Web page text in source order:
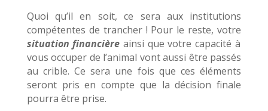
Quoi qu’il en soit, ce sera aux institutions
compétentes de trancher ! Pour le reste, votre
situation financière ainsi que votre capacité à
vous occuper de l’animal vont aussi être passés
au crible. Ce sera une fois que ces éléments
seront pris en compte que la décision finale
pourra être prise.